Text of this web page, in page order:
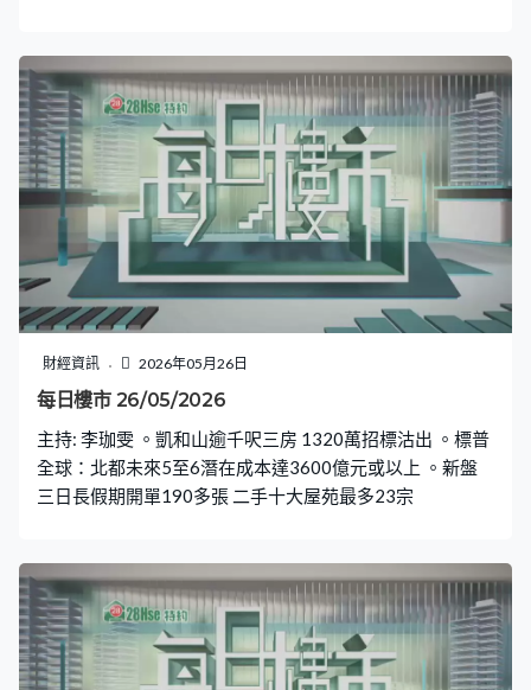
財經資訊 2026年05月26日
每日樓市 26/05/2026
主持: 李珈雯 。凱和山逾千呎三房 1320萬招標沽出 。標普
全球：北都未來5至6潛在成本達3600億元或以上 。新盤
三日長假期開單190多張 二手十大屋苑最多23宗